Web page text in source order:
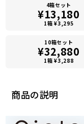
商品の説明
4箱セット
¥13,180
1箱 ¥3,295
10箱セット
¥32,880
1箱 ¥3,288